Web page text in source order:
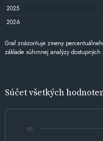
2025
2026
Graf znázorňuje zmeny
základe súhrnnej analýzy
Súčet všetkých
55